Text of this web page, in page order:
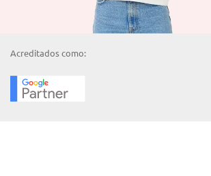
Acreditados como: